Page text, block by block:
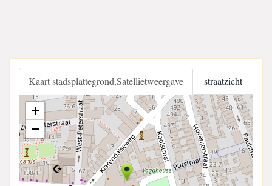
Kaart stadsplattegrond,Satellietweergave straatzicht
+
−